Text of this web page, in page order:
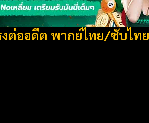
งต่ออดีต พากย์ไทย/ซับไทย